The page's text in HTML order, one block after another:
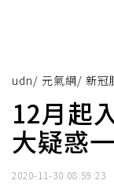
udn/ 元氣網/ 新冠
12月起
大疑惑
2020-11-30 08:59:23